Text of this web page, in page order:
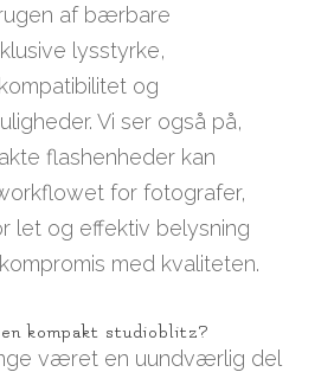
af bærbare
lysstyrke,
og
Vi ser også på,
flashenheder kan
for fotografer,
let og effektiv belysning
med kvaliteten.
kompakt studioblitz?
været en uundværlig del